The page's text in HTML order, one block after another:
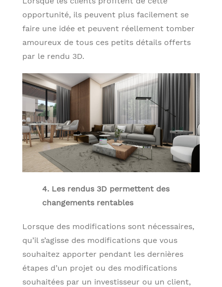
opportunité, ils peuvent plus facilement se
faire une idée et peuvent réellement tomber
amoureux de tous ces petits détails offerts
par le rendu 3D.
4. Les rendus 3D permettent des
changements rentables
Lorsque des modifications sont nécessaires,
qu’il s’agisse des modifications que vous
souhaitez apporter pendant les dernières
étapes d’un projet ou des modifications
souhaitées par un investisseur ou un client,